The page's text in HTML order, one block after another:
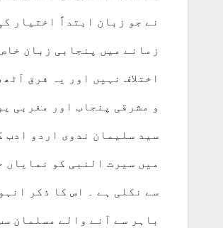
نے جو زبان ابتداً اختیار
زمانے میں پنجابی زبان
اختلاف نہیں اور یہ فرق
و مشرقی پنجاب اور مغربی
سید سلیمان ندوی اردو ادب
میں سیرت النبی کو نمایاں
سے نکلی ہے ۔ اس کا ذکر
باہر سے آنے والے مسلمان